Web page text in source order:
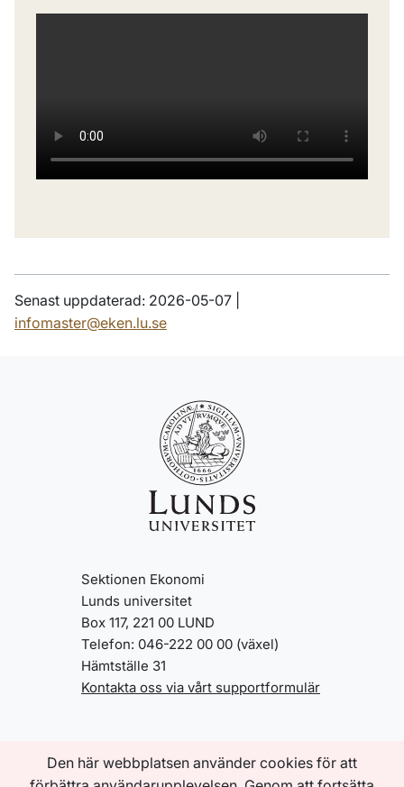
Den här webbplatsen använder cookies för att
Senast uppdaterad: 2026-05-07 |
infomaster@eken.lu.se
Sektionen Ekonomi
Lunds universitet
Box 117, 221 00 LUND
Telefon: 046-222 00 00 (växel)
Hämtställe 31
Kontakta oss via vårt supportformulär
Innehåll A-Ö